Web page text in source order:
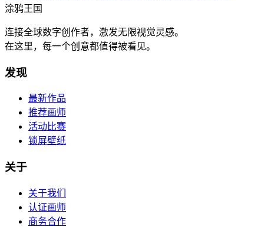
涂鸦王国
连接全球数字创作者，激发无限视觉灵感。
在这里，每一个创意都值得被看见。
发现
最新作品
推荐画师
活动比赛
锁屏壁纸
关于
关于我们
认证画师
商务合作